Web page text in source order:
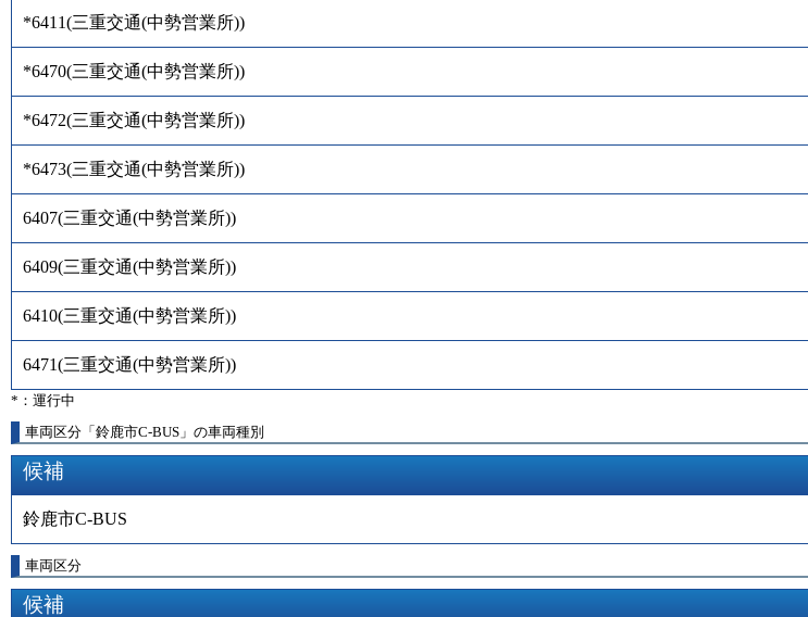
*6411(三重交通(中勢営業所))
*6470(三重交通(中勢営業所))
*6472(三重交通(中勢営業所))
*6473(三重交通(中勢営業所))
6407(三重交通(中勢営業所))
6409(三重交通(中勢営業所))
6410(三重交通(中勢営業所))
6471(三重交通(中勢営業所))
*：運行中
車両区分「鈴鹿市C-BUS」の車両種別
候補
鈴鹿市C-BUS
車両区分
候補